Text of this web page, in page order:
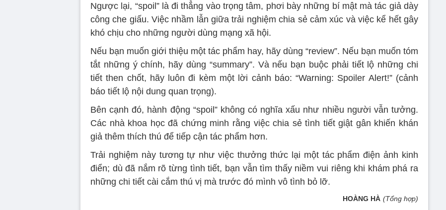
Ngược lại, “spoil” là đi thẳng vào trọng tâm, phơi bày những bí mật mà tác giả dày
công che giấu. Việc nhầm lẫn giữa trải nghiệm chia sẻ cảm xúc và việc kể hết gây
khó chịu cho những người dùng mạng xã hội.
Nếu bạn muốn giới thiệu một tác phẩm hay, hãy dùng “review”. Nếu bạn muốn tóm
tắt những ý chính, hãy dùng “summary”. Và nếu bạn buộc phải tiết lộ những chi
tiết then chốt, hãy luôn đi kèm một lời cảnh báo: “Warning: Spoiler Alert!” (cảnh
báo tiết lộ nội dung quan trọng).
Bên cạnh đó, hành động “spoil” không có nghĩa xấu như nhiều người vẫn tưởng.
Các nhà khoa học đã chứng minh rằng việc chia sẻ tình tiết giật gân khiến khán
giả thêm thích thú để tiếp cận tác phẩm hơn.
Trải nghiệm này tương tự như việc thưởng thức lại một tác phẩm điện ảnh kinh
điển; dù đã nắm rõ từng tình tiết, bạn vẫn tìm thấy niềm vui riêng khi khám phá ra
những chi tiết cài cắm thú vị mà trước đó mình vô tình bỏ lỡ.
HOÀNG HÀ (Tổng hợp)